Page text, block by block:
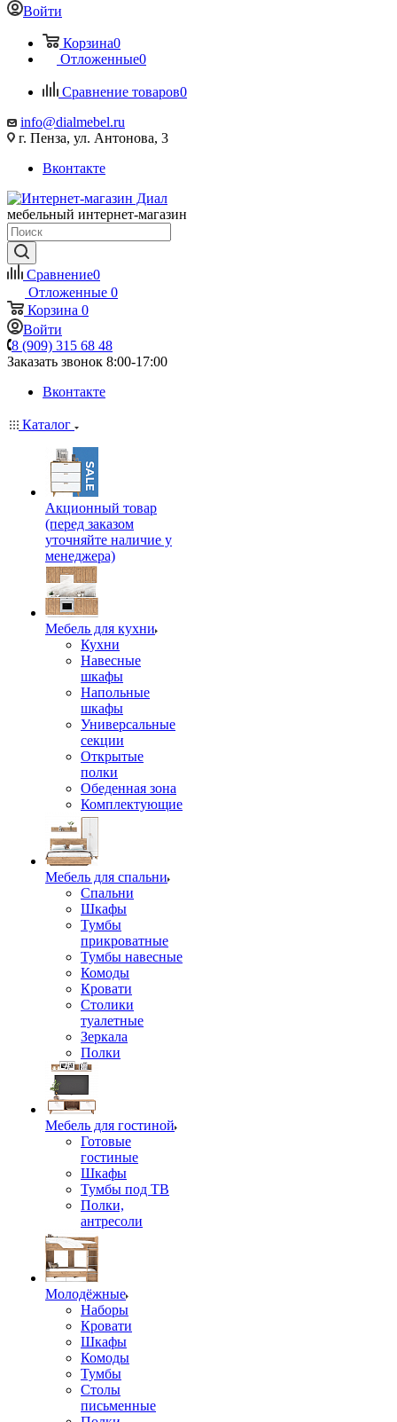
Войти
Корзина0
Отложенные0
Сравнение товаров0
info@dialmebel.ru
г. Пенза, ул. Антонова, 3
Вконтакте
мебельный интернет-магазин
Сравнение0
Отложенные 0
Корзина 0
Войти
8 (909) 315 68 48
Заказать звонок 8:00-17:00
Вконтакте
Каталог
Акционный товар
(перед заказом
уточняйте наличие у
менеджера)
Мебель для кухни
Кухни
Навесные
шкафы
Напольные
шкафы
Универсальные
секции
Открытые
полки
Обеденная зона
Комплектующие
Мебель для спальни
Спальни
Шкафы
Тумбы
прикроватные
Тумбы навесные
Комоды
Кровати
Столики
туалетные
Зеркала
Полки
Мебель для гостиной
Готовые
гостиные
Шкафы
Тумбы под ТВ
Полки,
антресоли
Молодёжные
Наборы
Кровати
Шкафы
Комоды
Тумбы
Столы
письменные